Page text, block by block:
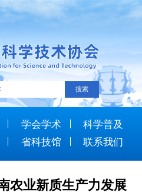
学会学术
科学普及
省科技馆 联系我们
农业新质生产力发展